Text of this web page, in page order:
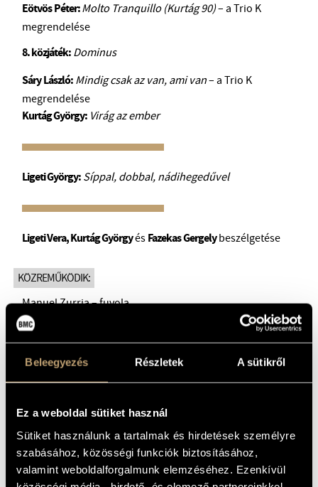
Beleegyezés Részletek A sütikről
Ez a weboldal sütiket használ
Sütiket használunk a tartalmak és hirdetések személyre
szabásához, közösségi funkciók biztosításához,
valamint weboldalforgalmunk elemzéséhez. Ezenkívül
EötvösPéter:Molto Tranquillo (Kurtág 90)– a Trio K
megrendelése
8. közjáték:Dominus
SáryLászló:Mindig csak az van, ami van– a Trio K
megrendelése
Kurtág György: Virág az ember
Ligeti György:Síppal, dobbal, nádihegedűvel
Ligeti Vera, Kurtág GyörgyésFazekasGergelybeszélgetése
KÖZREMŰKÖDIK:
Manuel Zurria – fuvola
Francesco Dillon – cselló
Károlyi Katalin – mezzoszoprán
Amadinda Percussion Project:
Rácz Zoltán
Simon András
Ligeti Vera
Kurtág György